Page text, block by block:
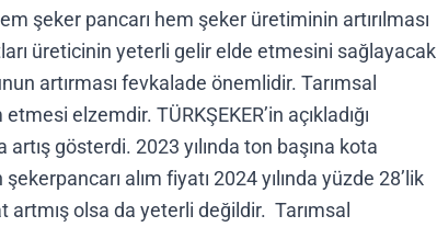
şeker pancarı hem şeker üretiminin artırılması
üreticinin yeterli gelir elde etmesini sağlayacak
artırması fevkalade önemlidir. Tarımsal
elzemdir. TÜRKŞEKER’in açıkladığı
artış gösterdi. 2023 yılında ton başına kota
alım fiyatı 2024 yılında yüzde 28’lik
artmış olsa da yeterli değildir. Tarımsal